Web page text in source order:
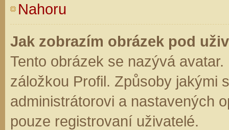
Nahoru
Jak zobrazím obrázek pod
Tento obrázek se nazývá
záložkou Profil. Způsoby jakými
administrátorovi a nastavených
pouze registrovaní uživatelé.